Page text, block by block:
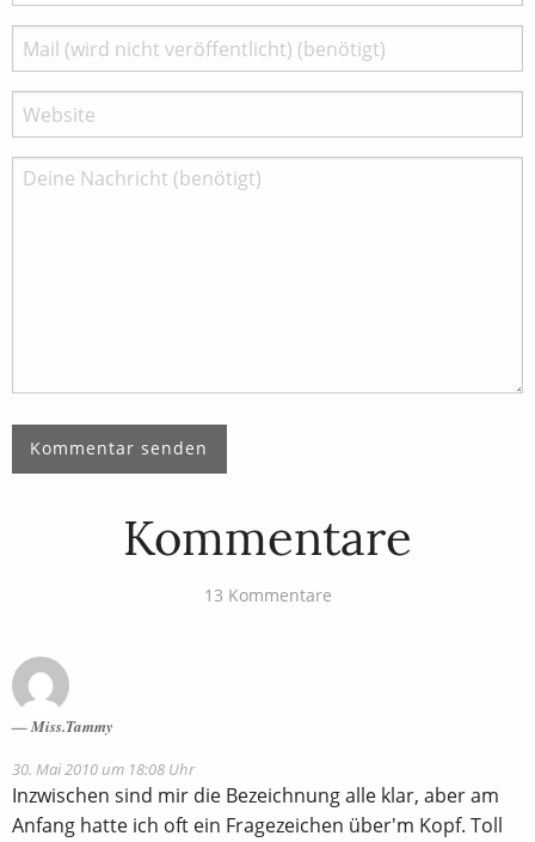
Kommentare
13 Kommentare
Miss.Tammy
30. Mai 2010 um 18:08 Uhr
Inzwischen sind mir die Bezeichnung alle klar, aber am
Anfang hatte ich oft ein Fragezeichen über'm Kopf. Toll